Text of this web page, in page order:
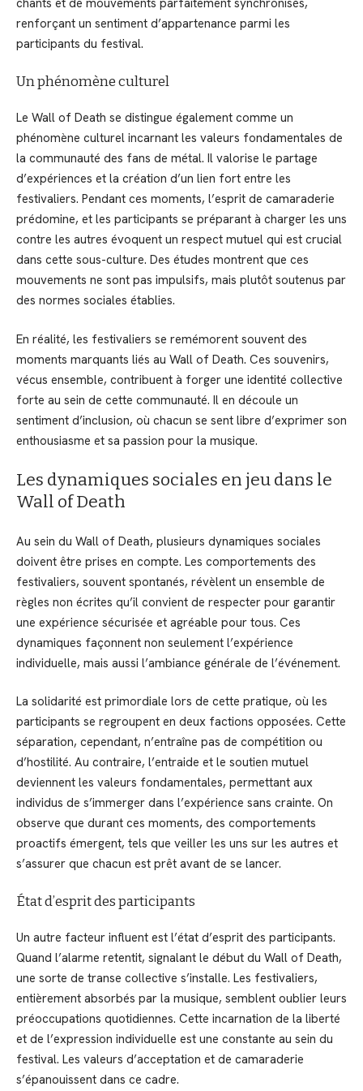
chants et de mouvements parfaitement synchronisés,
renforçant un sentiment d’appartenance parmi les
participants du festival.
Un phénomène culturel
Le Wall of Death se distingue également comme un
phénomène culturel incarnant les valeurs fondamentales de
la communauté des fans de métal. Il valorise le partage
d’expériences et la création d’un lien fort entre les
festivaliers. Pendant ces moments, l’esprit de camaraderie
prédomine, et les participants se préparant à charger les uns
contre les autres évoquent un respect mutuel qui est crucial
dans cette sous-culture. Des études montrent que ces
mouvements ne sont pas impulsifs, mais plutôt soutenus par
des normes sociales établies.
En réalité, les festivaliers se remémorent souvent des
moments marquants liés au Wall of Death. Ces souvenirs,
vécus ensemble, contribuent à forger une identité collective
forte au sein de cette communauté. Il en découle un
sentiment d’inclusion, où chacun se sent libre d’exprimer son
enthousiasme et sa passion pour la musique.
Les dynamiques sociales en jeu dans le
Wall of Death
Au sein du Wall of Death, plusieurs dynamiques sociales
doivent être prises en compte. Les comportements des
festivaliers, souvent spontanés, révèlent un ensemble de
règles non écrites qu’il convient de respecter pour garantir
une expérience sécurisée et agréable pour tous. Ces
dynamiques façonnent non seulement l’expérience
individuelle, mais aussi l’ambiance générale de l’événement.
La solidarité est primordiale lors de cette pratique, où les
participants se regroupent en deux factions opposées. Cette
séparation, cependant, n’entraîne pas de compétition ou
d’hostilité. Au contraire, l’entraide et le soutien mutuel
deviennent les valeurs fondamentales, permettant aux
individus de s’immerger dans l’expérience sans crainte. On
observe que durant ces moments, des comportements
proactifs émergent, tels que veiller les uns sur les autres et
s’assurer que chacun est prêt avant de se lancer.
État d’esprit des participants
Un autre facteur influent est l’état d’esprit des participants.
Quand l’alarme retentit, signalant le début du Wall of Death,
une sorte de transe collective s’installe. Les festivaliers,
entièrement absorbés par la musique, semblent oublier leurs
préoccupations quotidiennes. Cette incarnation de la liberté
et de l’expression individuelle est une constante au sein du
festival. Les valeurs d’acceptation et de camaraderie
s’épanouissent dans ce cadre.